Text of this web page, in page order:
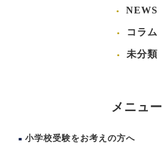
NEWS
コラム
未分類
メニュー
小学校受験をお考えの方へ